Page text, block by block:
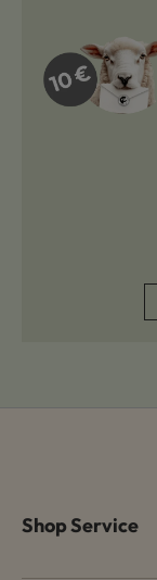
Shop Service